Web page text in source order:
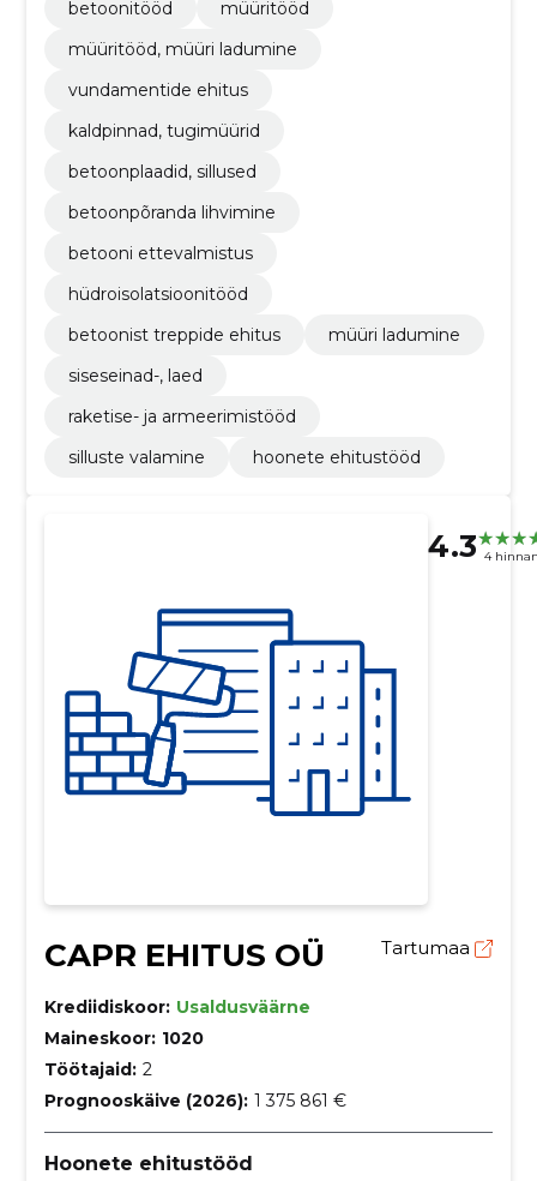
betoonitööd
müüritööd
müüritööd, müüri ladumine
vundamentide ehitus
kaldpinnad, tugimüürid
betoonplaadid, sillused
betoonpõranda lihvimine
betooni ettevalmistus
hüdroisolatsioonitööd
betoonist treppide ehitus
müüri ladumine
siseseinad-, laed
raketise- ja armeerimistööd
silluste valamine
hoonete ehitustööd
4.3 4
CAPR EHITUS OÜ Tartumaa
Krediidiskoor: Usaldusväärne
Maineskoor: 1020
Töötajaid: 2
Prognooskäive (2026): 1 375 861 €
Hoonete ehitustööd